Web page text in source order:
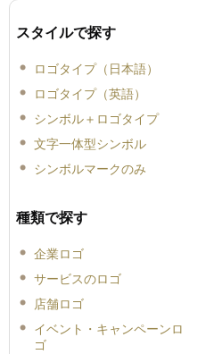
スタイルで探す
ロゴタイプ（日本語）
ロゴタイプ（英語）
シンボル＋ロゴタイプ
文字一体型シンボル
シンボルマークのみ
種類で探す
企業ロゴ
サービスのロゴ
店舗ロゴ
イベント・キャンペーンロ
ゴ